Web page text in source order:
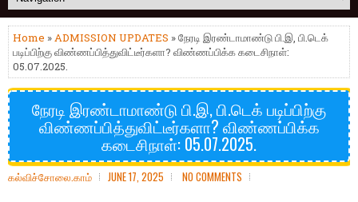
Home »ADMISSION UPDATES » நேரடி இரண்டாமாண்டு பி.இ, பி.டெக்
படிப்பிற்கு விண்ணப்பித்துவிட்டீர்களா? விண்ணப்பிக்க கடைசிநாள்:
05.07.2025.
நேரடி இரண்டாமாண்டு பி.இ, பி.டெக் படிப்பிற்கு
விண்ணப்பித்துவிட்டீர்களா? விண்ணப்பிக்க
கடைசிநாள்: 05.07.2025.
கல்விச்சோலை.காம் JUNE 17, 2025 NO COMMENTS